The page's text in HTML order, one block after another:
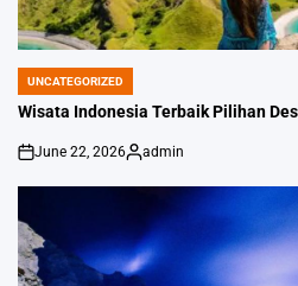
POSTED
IN
UNCATEGORIZED
Wisata Indonesia Terbaik Pilihan
on
June 22, 2026
Posted
admin